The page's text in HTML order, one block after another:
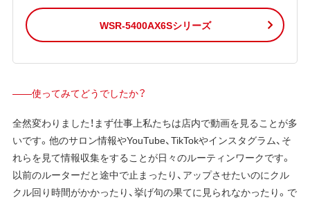
WSR-5400AX6Sシリーズ
——使ってみてどうでしたか？
全然変わりました！まず仕事上私たちは店内で動画を見ることが多
いです。他のサロン情報やYouTube、TikTokやインスタグラム、そ
れらを見て情報収集をすることが日々のルーティンワークです。
以前のルーターだと途中で止まったり、アップさせたいのにクル
クル回り時間がかかったり、挙げ句の果てに見られなかったり。で